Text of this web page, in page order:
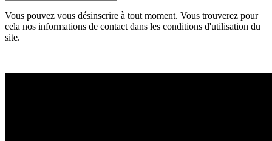
Vous pouvez vous désinscrire à tout moment. Vous trouverez pour
cela nos informations de contact dans les conditions d'utilisation du
site.